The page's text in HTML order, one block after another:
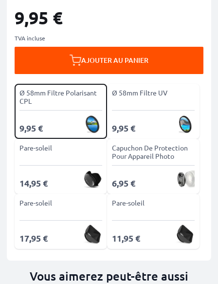
9,95 €
TVA incluse
AJOUTER AU PANIER
Ø 58mm Filtre Polarisant
CPL
9,95 €
Ø 58mm Filtre UV
9,95 €
Pare-soleil
14,95 €
Capuchon De Protection
Pour Appareil Photo
6,95 €
Pare-soleil
17,95 €
Pare-soleil
11,95 €
Vous aimerez peut-être aussi